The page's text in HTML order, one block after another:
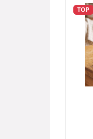
TOP